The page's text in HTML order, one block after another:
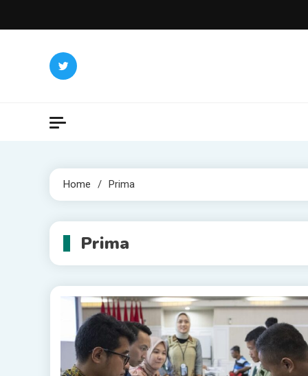
to
Home Prima
Prima